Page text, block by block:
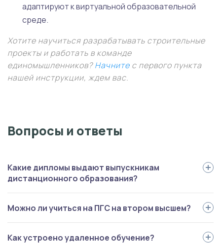
адаптируют к виртуальной образовательной
среде.
Хотите научиться разрабатывать строительные
проекты и работать в команде
единомышленников?Начните с первого пункта
нашей инструкции, ждем вас.
Вопросы и ответы
Какие дипломы выдают выпускникам
дистанционного образования?
У всех партнерских учреждений есть лицензии и аккредитации -
это значит, что выпускники получат государственные дипломы. В
выпускника. Образовательные документы автоматически
Можно ли учиться на ПГС на втором высшем?
Да, для этого нужно подтверждение диплома о высшем
образовании в РФ (это можно сделать онлайн). Поступление на
Как устроено удаленное обучение?